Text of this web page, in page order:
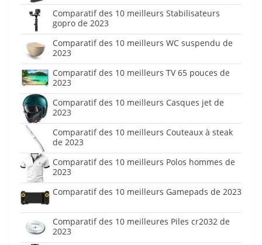
Comparatif des 10 meilleurs Stabilisateurs
gopro de 2023
Comparatif des 10 meilleurs WC suspendu de
2023
Comparatif des 10 meilleurs TV 65 pouces de
2023
Comparatif des 10 meilleurs Casques jet de
2023
Comparatif des 10 meilleurs Couteaux à steak
de 2023
Comparatif des 10 meilleurs Polos hommes de
2023
Comparatif des 10 meilleurs Gamepads de 2023
Comparatif des 10 meilleures Piles cr2032 de
2023